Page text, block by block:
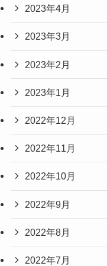
2023年4月
2023年3月
2023年2月
2023年1月
2022年12月
2022年11月
2022年10月
2022年9月
2022年8月
2022年7月